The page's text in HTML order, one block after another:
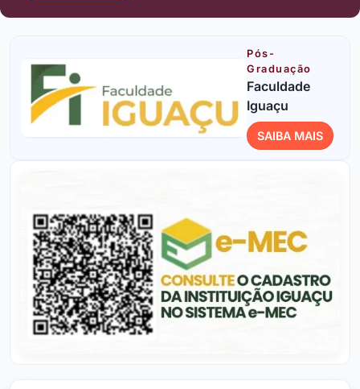
Pós-
Graduação
Faculdade
Iguaçu
SAIBA MAIS